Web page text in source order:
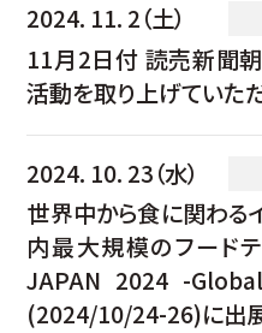
2024. 11. 2（土）
11月2日付 読売新聞
活動を取り上げていた
2024. 10. 23（水）
世界中から食に関わる
内最大規模のフードテ
JAPAN 2024 -
(2024/10/24-26)に出